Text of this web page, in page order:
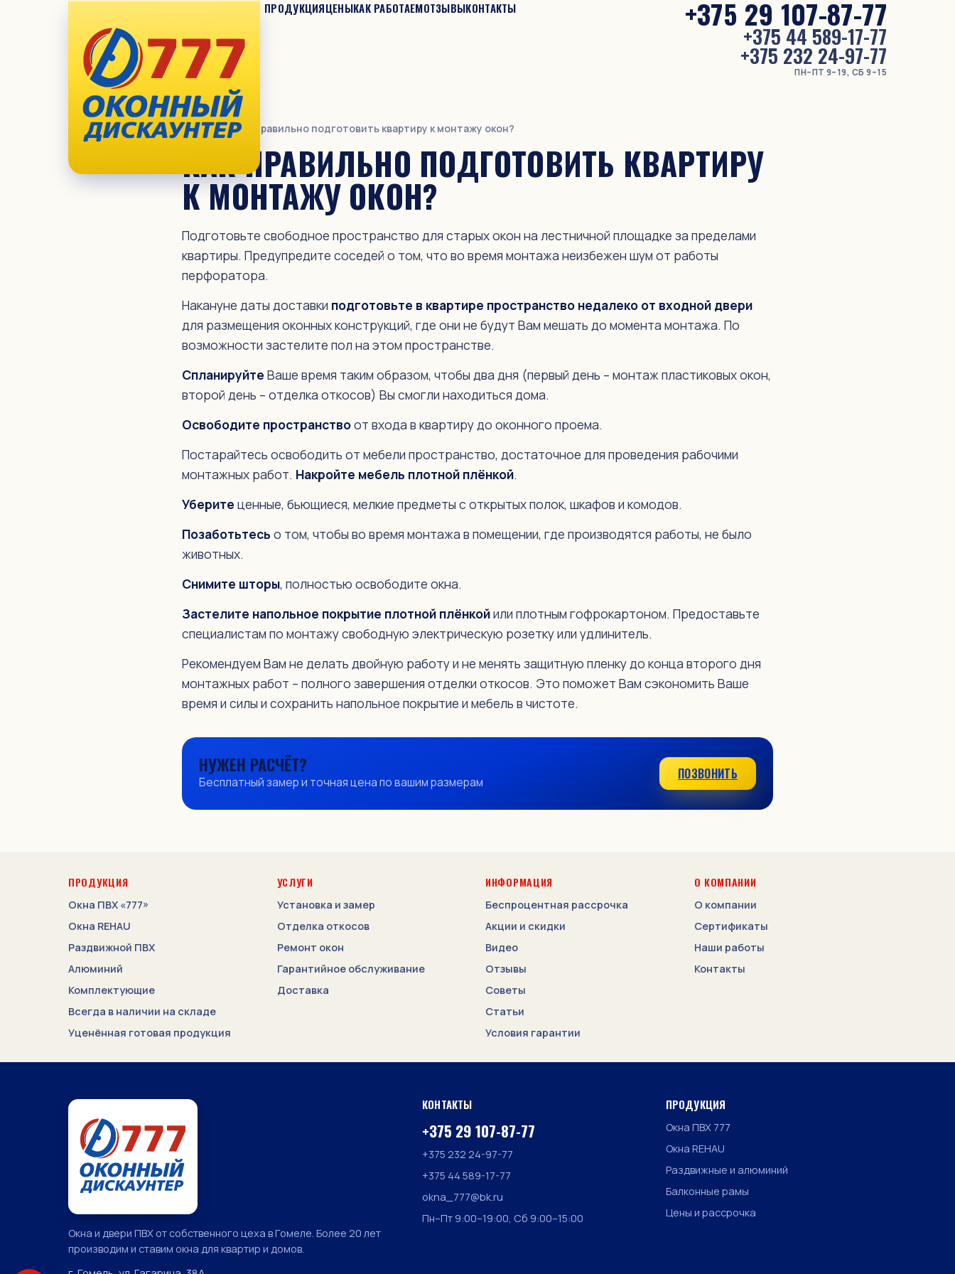
ПРОДУКЦИЯЦЕНЫКАК РАБОТАЕМОТЗЫВЫКОНТАКТЫ +375 29 107-87-77
+375 44 589-17-77
+375 232 24-97-77
ПН–ПТ 9–19, СБ 9–15
Окна ПВХ «777»
Раздвижной ПВХ
Алюминий
Уценённая готовая продукция
Главная— Как правильно подготовить квартиру к монтажу окон?
КАК ПРАВИЛЬНО ПОДГОТОВИТЬ КВАРТИРУ
К МОНТАЖУ ОКОН?
Подготовьте свободное пространство для старых окон на лестничной площадке за пределами
квартиры. Предупредите соседей о том, что во время монтажа неизбежен шум от работы
перфоратора.
Накануне даты доставки подготовьте в квартире пространство недалеко от входной двери
для размещения оконных конструкций, где они не будут Вам мешать до момента монтажа. По
возможности застелите пол на этом пространстве.
Спланируйте Ваше время таким образом, чтобы два дня (первый день – монтаж пластиковых окон,
второй день – отделка откосов) Вы смогли находиться дома.
Освободите пространствоот входа в квартиру до оконного проема.
Постарайтесь освободить от мебели пространство, достаточное для проведения рабочими
монтажных работ. Накройте мебель плотной плёнкой.
Уберите ценные, бьющиеся, мелкие предметы с открытых полок, шкафов и комодов.
Позаботьтесь о том, чтобы во время монтажа в помещении, где производятся работы, не было
животных.
Снимите шторы, полностью освободите окна.
Застелите напольное покрытие плотной плёнкойили плотным гофрокартоном. Предоставьте
специалистам по монтажу свободную электрическую розетку или удлинитель.
Рекомендуем Вам не делать двойную работу и не менять защитную пленку до конца второго дня
монтажных работ – полного завершения отделки откосов. Это поможет Вам сэкономить Ваше
время и силы и сохранить напольное покрытие и мебель в чистоте.
НУЖЕН РАСЧЁТ?
Бесплатный замер и точная цена по вашим размерам ПОЗВОНИТЬ
ПРОДУКЦИЯ
Окна ПВХ «777»
Окна REHAU
Раздвижной ПВХ
Алюминий
Комплектующие
Всегда в наличии на складе
Уценённая готовая продукция
УСЛУГИ
Установка и замер
Отделка откосов
Ремонт окон
Гарантийное обслуживание
Доставка
ИНФОРМАЦИЯ
Беспроцентная рассрочка
Акции и скидки
Видео
Отзывы
Советы
Статьи
Условия гарантии
О КОМПАНИИ
О компании
Сертификаты
Наши работы
Контакты
Окна и двери ПВХ от собственного цеха в Гомеле. Более 20 лет
производим и ставим окна для квартир и домов.
КОНТАКТЫ
+375 29 107-87-77
+375 232 24-97-77
+375 44 589-17-77
okna_777@bk.ru
Пн–Пт 9:00–19:00, Сб 9:00–15:00
ПРОДУКЦИЯ
Окна ПВХ 777
Окна REHAU
Раздвижные и алюминий
Балконные рамы
Цены и рассрочка